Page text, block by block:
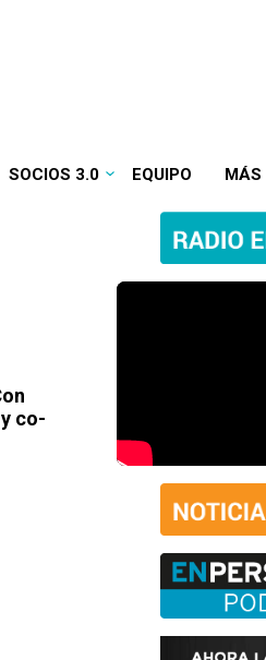
SOCIOS 3.0 EQUIPO MÁS
co-